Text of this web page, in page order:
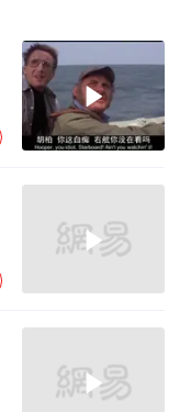
》阵容官宣
”出现
伯克希尔净买入约200亿美元股票
口对准中国记者